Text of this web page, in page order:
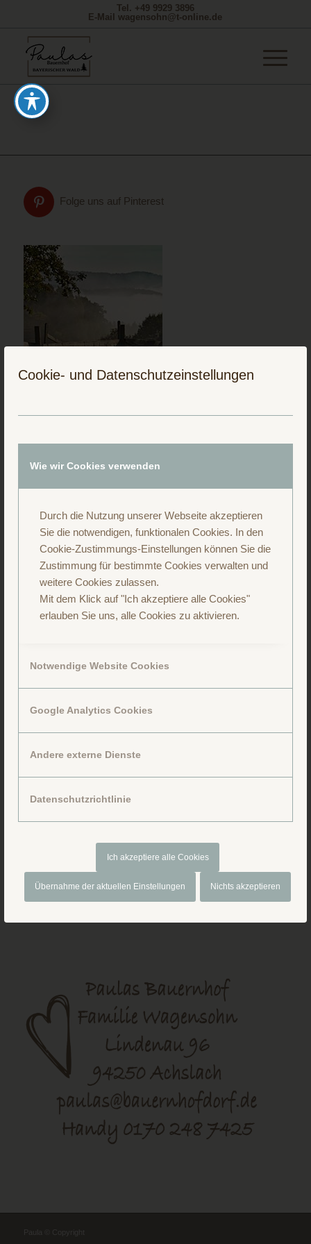
Cookie- und Datenschutzeinstellungen
Wie wir Cookies verwenden
Durch die Nutzung unserer Webseite akzeptieren
Sie die notwendigen, funktionalen Cookies. In den
Cookie-Zustimmungs-Einstellungen können Sie die
Zustimmung für bestimmte Cookies verwalten und
weitere Cookies zulassen.
Mit dem Klick auf "Ich akzeptiere alle Cookies"
erlauben Sie uns, alle Cookies zu aktivieren.
Notwendige Website Cookies
Google Analytics Cookies
Andere externe Dienste
Datenschutzrichtlinie
Ich akzeptiere alle Cookies
Übernahme der aktuellen Einstellungen Nichts akzeptieren
Tel. +49 9929 3896
E-Mail wagensohn@t-online.de
Folge uns auf Pinterest
Folge uns auf Facebook
Paula © Copyright